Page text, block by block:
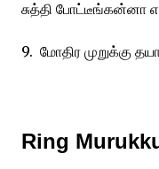
சுத்தி போட்டீங்கன்னா
9. மோதிர முறுக்கு
Ring